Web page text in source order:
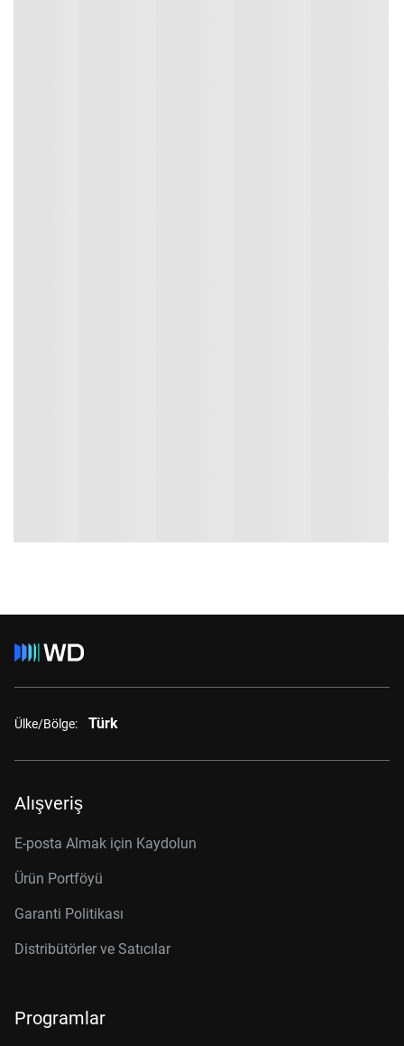
Ülke/Bölge: Türk
Alışveriş
E-posta Almak için Kaydolun
Ürün Portföyü
Garanti Politikası
Distribütörler ve Satıcılar
Programlar